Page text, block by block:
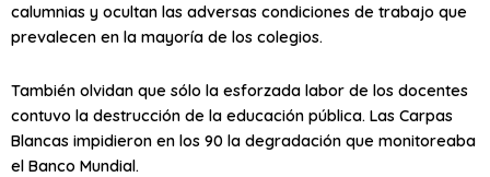
calumnias y ocultan las adversas condiciones de trabajo que
prevalecen en la mayoría de los colegios.
También olvidan que sólo la esforzada labor de los docentes
contuvo la destrucción de la educación pública. Las Carpas
Blancas impidieron en los 90 la degradación que monitoreaba
el Banco Mundial.